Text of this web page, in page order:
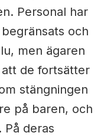
Personal har
och
men ägaren
att de fortsätter
stängningen
på baren, och
På deras